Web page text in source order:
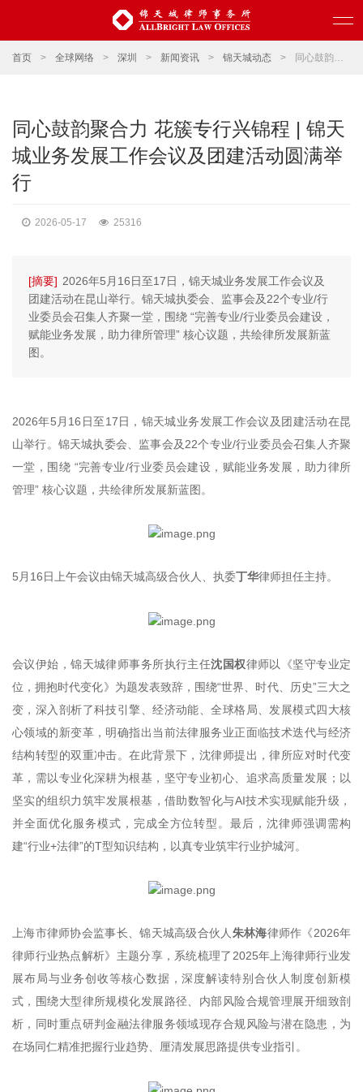
首页 > 全球网络 > 深圳 > 新闻资讯 > 锦天城动态 > 同心鼓韵聚合力 花簇专行兴锦程 | 锦天城业务发展工作会议及团建活动圆满举行
同心鼓韵聚合力 花簇专行兴锦程 | 锦天
城业务发展工作会议及团建活动圆满举
行
2026-05-17 25316
[摘要] 2026年5月16日至17日，锦天城业务发展工作会议及
团建活动在昆山举行。锦天城执委会、监事会及22个专业/行
业委员会召集人齐聚一堂，围绕 “完善专业/行业委员会建设，
赋能业务发展，助力律所管理” 核心议题，共绘律所发展新蓝
图。
2026年5月16日至17日，锦天城业务发展工作会议及团建活动在昆
山举行。锦天城执委会、监事会及22个专业/行业委员会召集人齐聚
一堂，围绕 “完善专业/行业委员会建设，赋能业务发展，助力律所
管理” 核心议题，共绘律所发展新蓝图。
5月16日上午会议由锦天城高级合伙人、执委丁华律师担任主持。
会议伊始，锦天城律师事务所执行主任沈国权律师以《坚守专业定
位，拥抱时代变化》为题发表致辞，围绕“世界、时代、历史”三大之
变，深入剖析了科技引擎、经济动能、全球格局、发展模式四大核
心领域的新变革，明确指出当前法律服务业正面临技术迭代与经济
结构转型的双重冲击。在此背景下，沈律师提出，律所应对时代变
革，需以专业化深耕为根基，坚守专业初心、追求高质量发展；以
坚实的组织力筑牢发展根基，借助数智化与AI技术实现赋能升级，
并全面优化服务模式，完成全方位转型。最后，沈律师强调需构
建“行业+法律”的T型知识结构，以真专业筑牢行业护城河。
上海市律师协会监事长、锦天城高级合伙人 朱林海律师作《2026年
律师行业热点解析》主题分享，系统梳理了2025年上海律师行业发
展布局与业务创收等核心数据，深度解读特别合伙人制度创新模
式，围绕大型律所规模化发展路径、内部风险合规管理展开细致剖
析，同时重点研判金融法律服务领域现存合规风险与潜在隐患，为
在场同仁精准把握行业趋势、厘清发展思路提供专业指引。